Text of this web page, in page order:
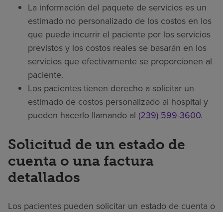
La información del paquete de servicios es un
estimado no personalizado de los costos en los
que puede incurrir el paciente por los servicios
previstos y los costos reales se basarán en los
servicios que efectivamente se proporcionen al
paciente.
Los pacientes tienen derecho a solicitar un
estimado de costos personalizado al hospital y
pueden hacerlo llamando al (239) 599-3600.
Solicitud de un estado de
cuenta o una factura
detallados
Los pacientes pueden solicitar un estado de cuenta o